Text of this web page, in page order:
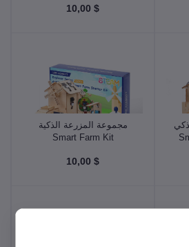
$ 10,00
مجموعة المزرعة الذكية
Smart Farm Kit
$ 10,00